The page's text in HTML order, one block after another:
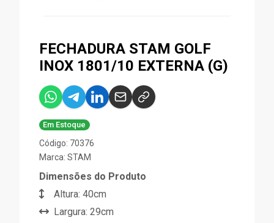
FECHADURA STAM GOLF
INOX 1801/10 EXTERNA (G)
Em Estoque
Código: 70376
Marca: STAM
Dimensões do Produto
Altura: 40cm
Largura: 29cm